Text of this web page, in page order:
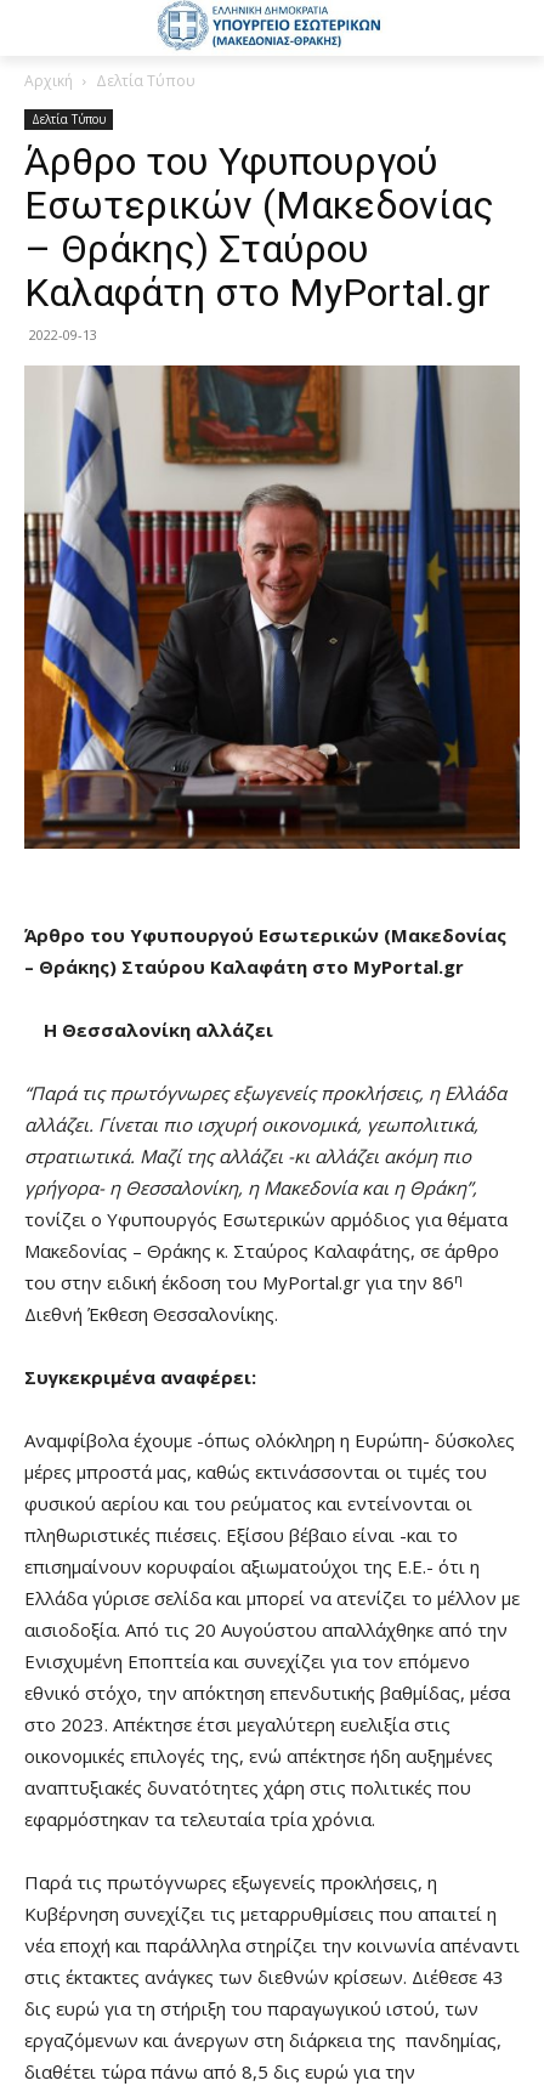
Αρχική Δελτία Τύπου
Δελτία Τύπου
Άρθρο του Υφυπουργού
Εσωτερικών (Μακεδονίας
– Θράκης) Σταύρου
Καλαφάτη στο MyPortal.gr
2022-09-13
Άρθρο του Υφυπουργού Εσωτερικών (Μακεδονίας
– Θράκης) Σταύρου Καλαφάτη στο MyPortal.gr
Η Θεσσαλονίκη αλλάζει
“Παρά τις πρωτόγνωρες εξωγενείς προκλήσεις, η Ελλάδα
αλλάζει. Γίνεται πιο ισχυρή οικονομικά, γεωπολιτικά,
στρατιωτικά. Μαζί της αλλάζει -κι αλλάζει ακόμη πιο
γρήγορα- η Θεσσαλονίκη, η Μακεδονία και η Θράκη”,
τονίζει ο Υφυπουργός Εσωτερικών αρμόδιος για θέματα
Μακεδονίας – Θράκης κ. Σταύρος Καλαφάτης, σε άρθρο
του στην ειδική έκδοση του MyPortal.gr για την 86η
Διεθνή Έκθεση Θεσσαλονίκης.
Συγκεκριμένα αναφέρει:
Αναμφίβολα έχουμε -όπως ολόκληρη η Ευρώπη- δύσκολες
μέρες μπροστά μας, καθώς εκτινάσσονται οι τιμές του
φυσικού αερίου και του ρεύματος και εντείνονται οι
πληθωριστικές πιέσεις. Εξίσου βέβαιο είναι -και το
επισημαίνουν κορυφαίοι αξιωματούχοι της Ε.Ε.- ότι η
Ελλάδα γύρισε σελίδα και μπορεί να ατενίζει το μέλλον με
αισιοδοξία. Από τις 20 Αυγούστου απαλλάχθηκε από την
Ενισχυμένη Εποπτεία και συνεχίζει για τον επόμενο
εθνικό στόχο, την απόκτηση επενδυτικής βαθμίδας, μέσα
στο 2023. Απέκτησε έτσι μεγαλύτερη ευελιξία στις
οικονομικές επιλογές της, ενώ απέκτησε ήδη αυξημένες
αναπτυξιακές δυνατότητες χάρη στις πολιτικές που
εφαρμόστηκαν τα τελευταία τρία χρόνια.
Παρά τις πρωτόγνωρες εξωγενείς προκλήσεις, η
Κυβέρνηση συνεχίζει τις μεταρρυθμίσεις που απαιτεί η
νέα εποχή και παράλληλα στηρίζει την κοινωνία απέναντι
στις έκτακτες ανάγκες των διεθνών κρίσεων. Διέθεσε 43
δις ευρώ για τη στήριξη του παραγωγικού ιστού, των
εργαζόμενων και άνεργων στη διάρκεια της πανδημίας,
διαθέτει τώρα πάνω από 8,5 δις ευρώ για την